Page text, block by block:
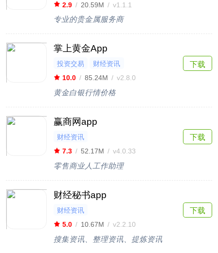
2.9 / 20.59M / v1.1.1
专业的贵金属服务商
掌上黄金App
投资交易
财经资讯
10.0 / 85.24M / v2.8.0
黄金白银行情价格
下载
赢商网app
财经资讯
7.3 / 52.17M / v4.0.33
零售商业人工作助理
下载
财经秘书app
财经资讯
5.0 / 10.67M / v2.2.10
搜集资讯、整理资讯、提炼资讯
下载